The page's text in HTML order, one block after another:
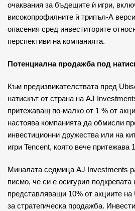
очаквания за бъдещите ѝ игри,
високопрофилните ѝ трипъл-А
опасения сред инвеститорите
перспективи на компанията.
Потенциална продажба под
Към предизвикателствата пред
натискът от страна на AJ
притежаващ по-малко от 1 % от
настоява компанията да обмисли
инвестиционни дружества или на
игри Tencent, която вече притежава
Миналата седмица AJ Investments
писмо, че си е осигурил подкрепата
представляващи 10% от акциите на
за стратегическа продажба.